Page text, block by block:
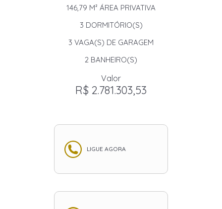
146,79 M² ÁREA PRIVATIVA
3 DORMITÓRIO(S)
3 VAGA(S) DE GARAGEM
2 BANHEIRO(S)
Valor
R$ 2.781.303,53
LIGUE AGORA